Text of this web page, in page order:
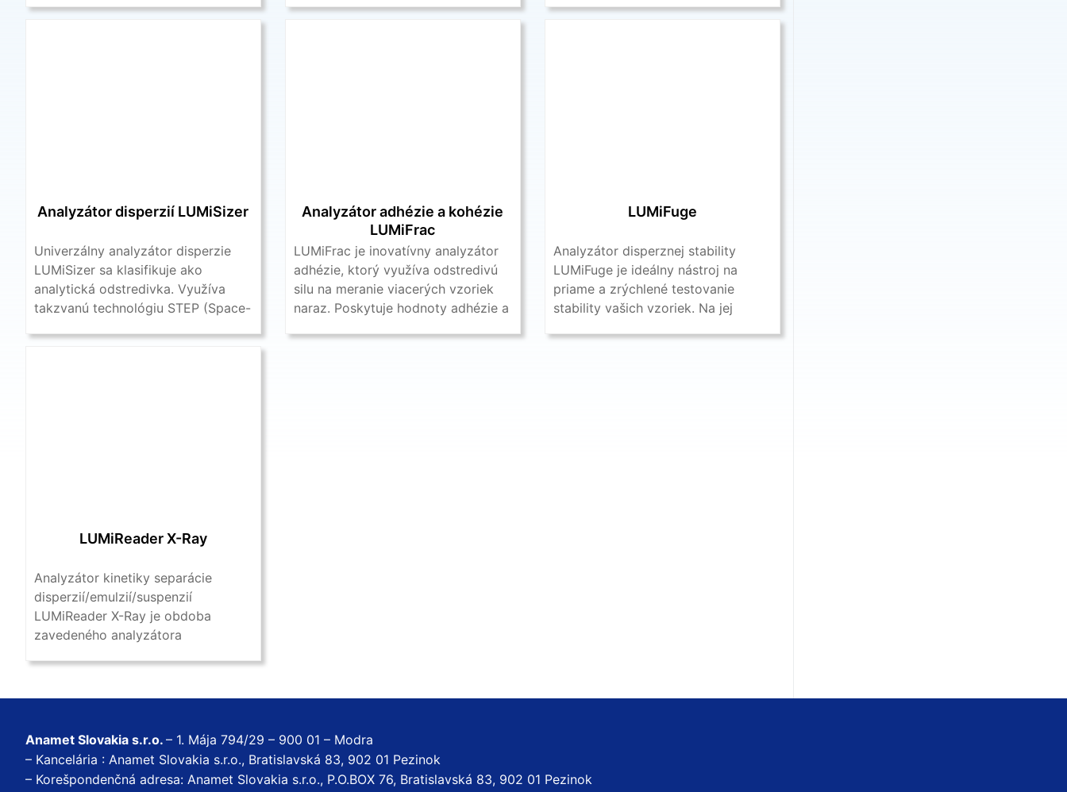
Analyzátor disperzií LUMiSizer
Univerzálny analyzátor disperzie
LUMiSizer sa klasifikuje ako
analytická odstredivka. Využíva
takzvanú technológiu STEP (Space-
Analyzátor adhézie a kohézie
LUMiFrac
LUMiFrac je inovatívny analyzátor
adhézie, ktorý využíva odstredivú
silu na meranie viacerých vzoriek
naraz. Poskytuje hodnoty adhézie a
LUMiFuge
Analyzátor disperznej stability
LUMiFuge je ideálny nástroj na
priame a zrýchlené testovanie
stability vašich vzoriek. Na jej
LUMiReader X-Ray
Analyzátor kinetiky separácie
disperzií/emulzií/suspenzií
LUMiReader X-Ray je obdoba
zavedeného analyzátora
Anamet Slovakia s.r.o. – 1. Mája 794/29 – 900 01 – Modra
– Kancelária : Anamet Slovakia s.r.o., Bratislavská 83, 902 01 Pezinok
– Korešpondenčná adresa: Anamet Slovakia s.r.o., P.O.BOX 76, Bratislavská 83, 902 01 Pezinok